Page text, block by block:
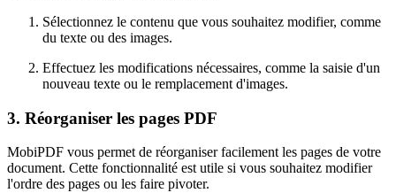
Sélectionnez le contenu que vous souhaitez modifier, comme
du texte ou des images.
Effectuez les modifications nécessaires, comme la saisie d'un
nouveau texte ou le remplacement d'images.
3. Réorganiser les pages PDF
MobiPDF vous permet de réorganiser facilement les pages de votre
document. Cette fonctionnalité est utile si vous souhaitez modifier
l'ordre des pages ou les faire pivoter.